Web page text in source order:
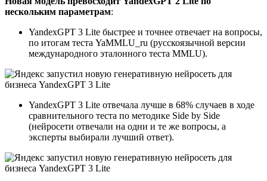
нескольким параметрам:
YandexGPT 3 Lite быстрее и точнее отвечает на вопросы,
по итогам теста YaMMLU_ru (русскоязычной версии
международного эталонного теста MMLU).
YandexGPT 3 Lite отвечала лучше в 68% случаев в ходе
сравнительного теста по методике Side by Side
(нейросети отвечали на одни и те же вопросы, а
эксперты выбирали лучший ответ).